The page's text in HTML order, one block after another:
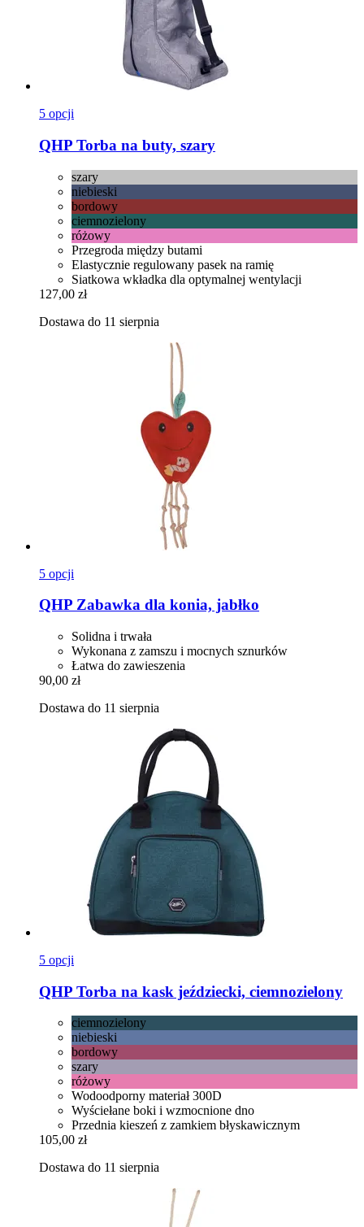
5 opcji
QHP Torba na buty, szary
szary
niebieski
bordowy
ciemnozielony
różowy
Przegroda między butami
Elastycznie regulowany pasek na ramię
Siatkowa wkładka dla optymalnej wentylacji
127,00 zł
Dostawa do 11 sierpnia
5 opcji
QHP Zabawka dla konia, jabłko
Solidna i trwała
Wykonana z zamszu i mocnych sznurków
Łatwa do zawieszenia
90,00 zł
Dostawa do 11 sierpnia
5 opcji
QHP Torba na kask jeździecki, ciemnozielony
ciemnozielony
niebieski
bordowy
szary
różowy
Wodoodporny materiał 300D
Wyściełane boki i wzmocnione dno
Przednia kieszeń z zamkiem błyskawicznym
105,00 zł
Dostawa do 11 sierpnia